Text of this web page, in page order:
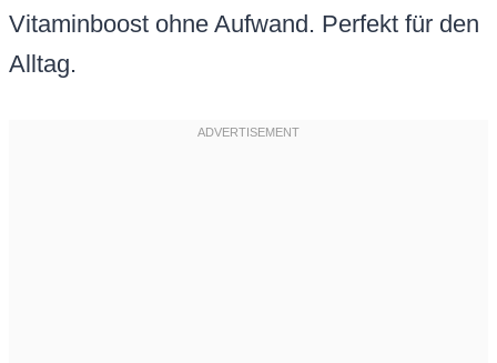
Vitaminboost ohne Aufwand. Perfekt für den
Alltag.